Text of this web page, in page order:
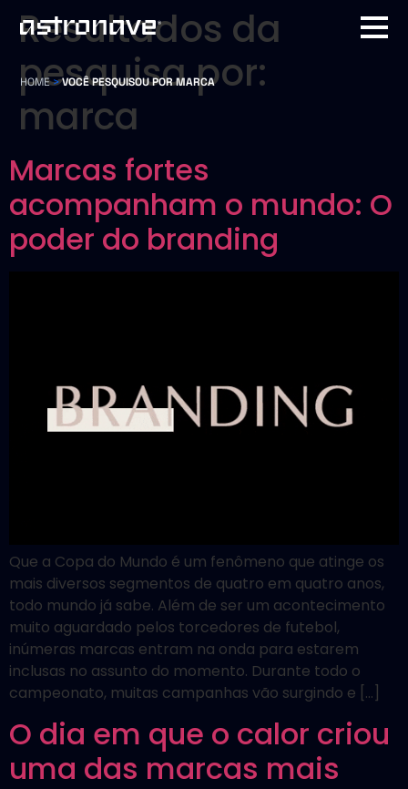
HOME>VOCÊ PESQUISOU POR MARCA
Resultados da
pesquisa por:
marca
Marcas fortes
acompanham o mundo: O
poder do branding
Que a Copa do Mundo é um fenômeno que atinge os
mais diversos segmentos de quatro em quatro anos,
todo mundo já sabe. Além de ser um acontecimento
muito aguardado pelos torcedores de futebol,
inúmeras marcas entram na onda para estarem
inclusas no assunto do momento. Durante todo o
campeonato, muitas campanhas vão surgindo e […]
O dia em que o calor criou
uma das marcas mais